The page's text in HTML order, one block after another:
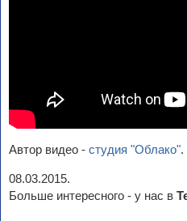
Автор видео - студия "Облако".
08.03.2015.
Больше интересного - у нас в